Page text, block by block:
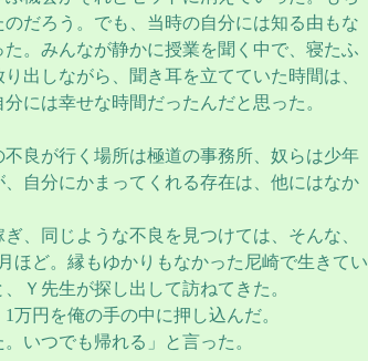
だろう。でも、当時の自分には知る由もな
。みんなが静かに授業を聞く中で、寝たふ
出しながら、聞き耳を立てていた時間は、
には幸せな時間だったんだと思った。
良が行く場所は極道の事務所、奴らは少年
自分にかまってくれる存在は、他にはなか
、同じような不良を見つけては、そんな、
ほど。縁もゆかりもなかった尼崎で生きてい
Ｙ先生が探し出して訪ねてきた。
万円を俺の手の中に押し込んだ。
いつでも帰れる」と言った。